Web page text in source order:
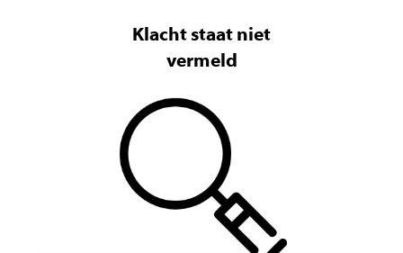
Klacht staat niet
vermeld